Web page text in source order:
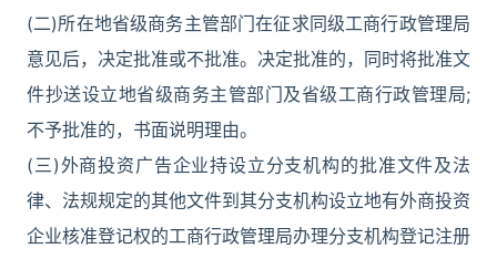
(二)所在地省级商务主管部门在征求同级工商行政管理局
意见后，决定批准或不批准。决定批准的，同时将批准文
件抄送设立地省级商务主管部门及省级工商行政管理局;
不予批准的，书面说明理由。
(三)外商投资广告企业持设立分支机构的批准文件及法
律、法规规定的其他文件到其分支机构设立地有外商投资
企业核准登记权的工商行政管理局办理分支机构登记注册